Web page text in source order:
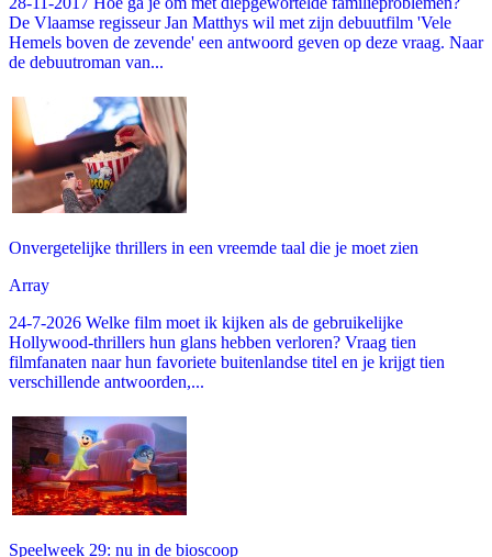
De Vlaamse regisseur Jan Matthys wil met zijn debuutfilm 'Vele
Hemels boven de zevende' een antwoord geven op deze vraag. Naar
de debuutroman van...
Onvergetelijke thrillers in een vreemde taal die je moet zien
Array
24-7-2026 Welke film moet ik kijken als de gebruikelijke
Hollywood-thrillers hun glans hebben verloren? Vraag tien
filmfanaten naar hun favoriete buitenlandse titel en je krijgt tien
verschillende antwoorden,...
Speelweek 29: nu in de bioscoop